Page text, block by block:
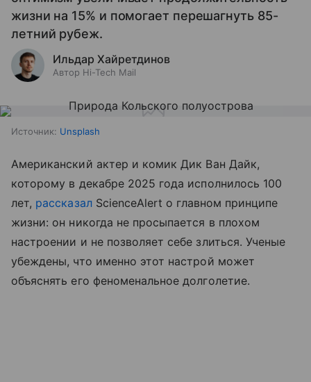
жизни на 15% и помогает перешагнуть 85-
летний рубеж.
Ильдар Хайретдинов
Автор Hi-Tech Mail
Источник: Unsplash
Американский актер и комик Дик Ван Дайк,
которому в декабре 2025 года исполнилось 100
лет, рассказалScienceAlert о главном принципе
жизни: он никогда не просыпается в плохом
настроении и не позволяет себе злиться. Ученые
убеждены, что именно этот настрой может
объяснять его феноменальное долголетие.